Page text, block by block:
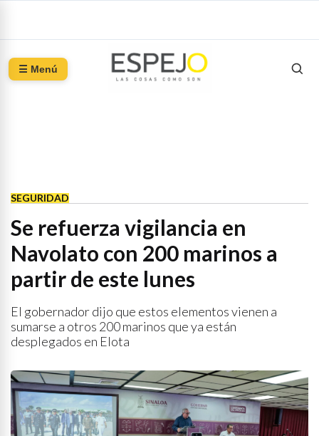
☰ Menú
SEGURIDAD
Se refuerza vigilancia en
Navolato con 200 marinos a
partir de este lunes
El gobernador dijo que estos elementos vienen a
sumarse a otros 200 marinos que ya están
desplegados en Elota